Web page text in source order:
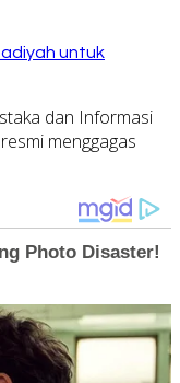
untuk
dan Informasi
menggagas